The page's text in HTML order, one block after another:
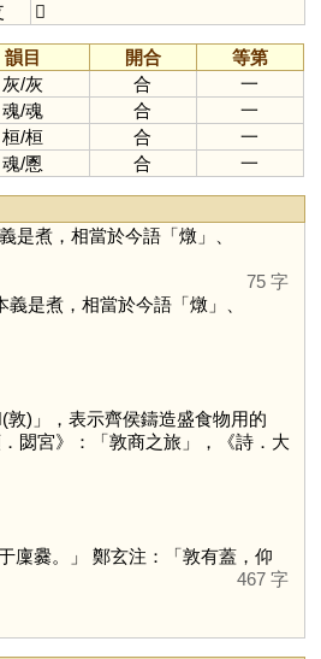
𣀦
韻目 開合
等第
灰/灰 合
一
魂/魂 合
一
桓/桓 合
一
魂/慁 合 一
是煮，相當於今語「燉」、
75 字
義是煮，相當於今語「燉」、
敦)」，表示齊侯鑄造盛食物用的
閟宮》：「敦商之旅」，《詩．大
廩爨。」 鄭玄注：「敦有蓋，仰
467 字